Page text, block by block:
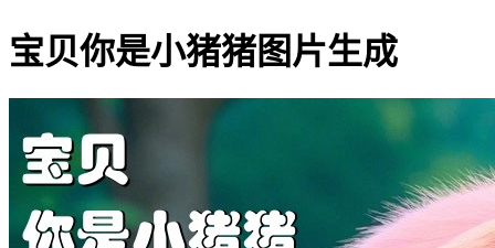
宝贝你是小猪猪图片生成